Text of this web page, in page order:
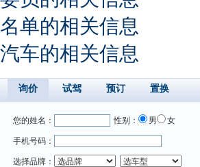
名单的相关信息
汽车的相关信息
询价 试驾 预订 置换
您的姓名： 性别： 男 女
手机号码：
选择品牌：